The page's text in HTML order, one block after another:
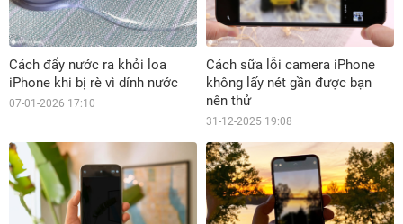
Cách đẩy nước ra khỏi loa
iPhone khi bị rè vì dính nước
07-01-2026 17:10
Cách sữa lỗi camera iPhone
không lấy nét gần được bạn
nên thử
31-12-2025 19:08